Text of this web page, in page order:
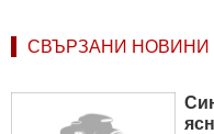
СВЪРЗАНИ НОВИНИ